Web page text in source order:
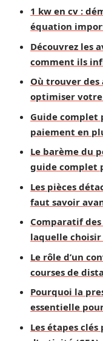
1 kw en cv :
équation
Découvrez les
comment ils
Où trouver des
optimiser
Guide complet
paiement en
Le barème du
guide complet
Les pièces
faut savoir
Comparatif
laquelle choisir
Le rôle d’un
courses de
Pourquoi la
essentielle
Les étapes